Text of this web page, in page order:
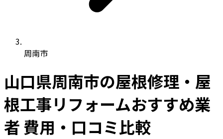
周南市
山口県周南市の屋根修理・屋
根工事リフォームおすすめ業
者 費用・口コミ比較